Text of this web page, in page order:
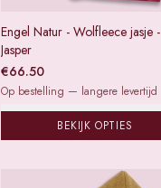
Engel Natur - Wolfleece jasje -
Jasper
€66.50
Op bestelling — langere levertijd
BEKIJK OPTIES